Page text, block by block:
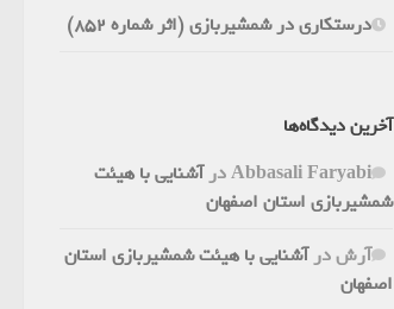
درستکاری در شمشیربازی (اثر شماره 852)
آخرین دیدگاه‌ها
Abbasali Faryabiدرآشنایی با هیئت
شمشیربازی استان اصفهان
آرشدرآشنایی با هیئت شمشیربازی استان
اصفهان